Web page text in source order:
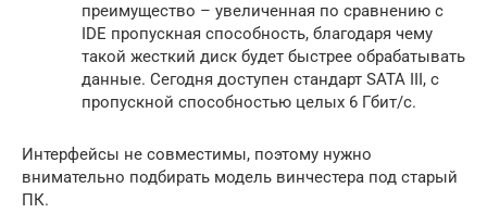
преимущество – увеличенная по сравнению с
IDE пропускная способность, благодаря чему
такой жесткий диск будет быстрее обрабатывать
данные. Сегодня доступен стандарт SATA III, с
пропускной способностью целых 6 Гбит/с.
Интерфейсы не совместимы, поэтому нужно
внимательно подбирать модель винчестера под старый
ПК.